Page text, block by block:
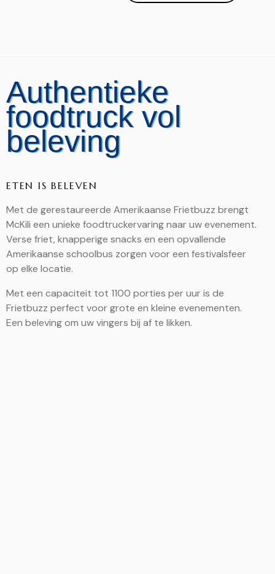
Authentieke
foodtruck vol
beleving
ETEN IS BELEVEN
Met de gerestaureerde Amerikaanse Frietbuzz brengt
McKili een unieke foodtruckervaring naar uw evenement.
Verse friet, knapperige snacks en een opvallende
Amerikaanse schoolbus zorgen voor een festivalsfeer
op elke locatie.
Met een capaciteit tot 1100 porties per uur is de
Frietbuzz perfect voor grote en kleine evenementen.
Een beleving om uw vingers bij af te likken.